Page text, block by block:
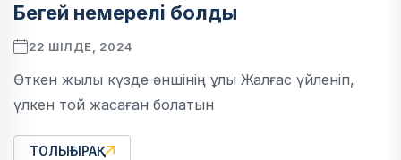
Бегей немерелі болды
22 ШІЛДЕ, 2024
Өткен жылы күзде әншінің ұлы Жалғас үйленіп,
үлкен той жасаған болатын
ТОЛЫҒЫРАҚ